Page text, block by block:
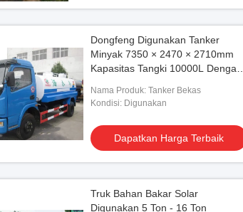
Dongfeng Digunakan Tanker
Minyak 7350 × 2470 × 2710mm
Kapasitas Tangki 10000L Dengan
Nama Produk: Tanker Bekas
Kondisi: Digunakan
Dapatkan Harga Terbaik
Truk Bahan Bakar Solar
Digunakan 5 Ton - 16 Ton